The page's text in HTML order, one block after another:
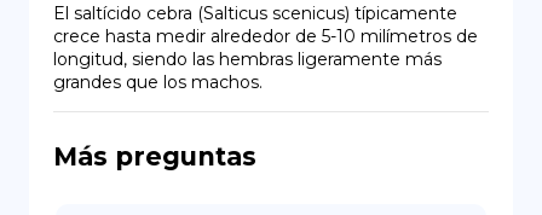
ES
EN
Copiright © Niro ID
El saltícido cebra (Salticus scenicus) típicamente
crece hasta medir alrededor de 5-10 milímetros de
longitud, siendo las hembras ligeramente más
grandes que los machos.
Más preguntas